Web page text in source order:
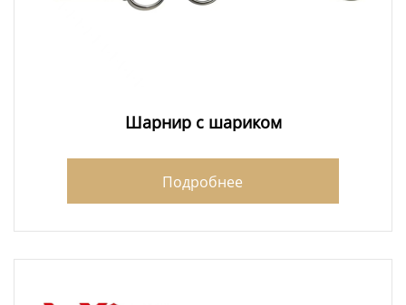
Шарнир с шариком
Подробнее